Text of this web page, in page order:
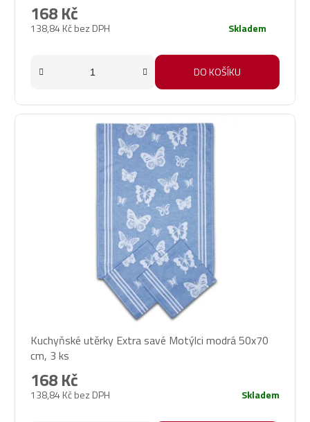
138,84 Kč bez DPH
168 Kč
Skladem
DO KOŠÍKU
Kuchyňské utěrky Extra savé Motýlci modrá 50x70
cm, 3 ks
138,84 Kč bez DPH
168 Kč
Skladem